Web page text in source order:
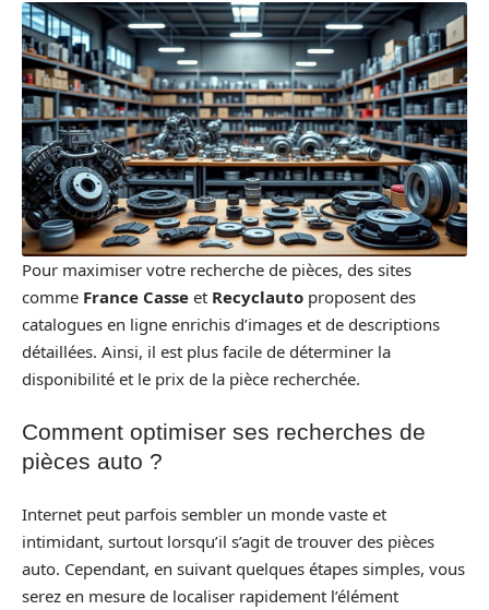
Pour maximiser votre recherche de pièces, des sites
comme France Casse et Recyclauto proposent des
catalogues en ligne enrichis d’images et de descriptions
détaillées. Ainsi, il est plus facile de déterminer la
disponibilité et le prix de la pièce recherchée.
Comment optimiser ses recherches de
pièces auto ?
Internet peut parfois sembler un monde vaste et
intimidant, surtout lorsqu’il s’agit de trouver des pièces
auto. Cependant, en suivant quelques étapes simples, vous
serez en mesure de localiser rapidement l’élément